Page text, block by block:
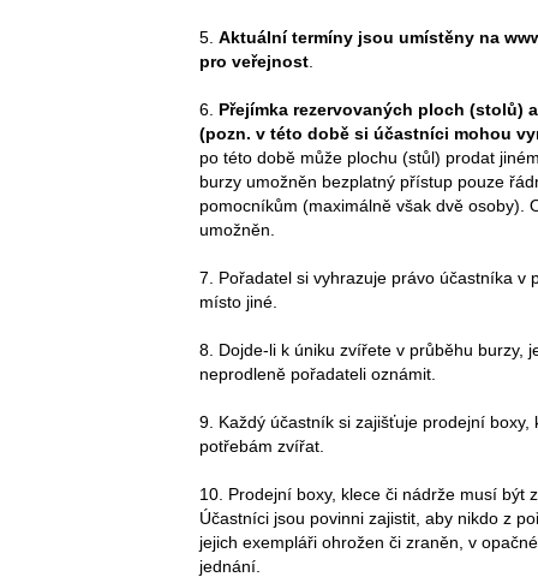
5. Aktuální termíny jsou umístěny na
pro veřejnost
6. Přejímka rezervovaných ploch (stolů)
(pozn. v této době si účastníci mohou
po této době může plochu (stůl) prodat
burzy umožněn bezplatný přístup pouze
pomocníkům (maximálně však dvě osoby).
umožněn.
7. Pořadatel si vyhrazuje právo účastníka v
místo jiné.
8. Dojde-li k úniku zvířete v průběhu burzy,
neprodleně pořadateli oznámit.
9. Každý účastník si zajišťuje prodejní
potřebám zvířat.
10. Prodejní boxy, klece či nádrže musí být
Účastníci jsou povinni zajistit, aby nikdo z
jejich exempláři ohrožen či zraněn, v
jednání.